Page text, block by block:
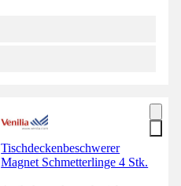
Tischdeckenbeschwerer
Magnet Schmetterlinge 4 Stk.